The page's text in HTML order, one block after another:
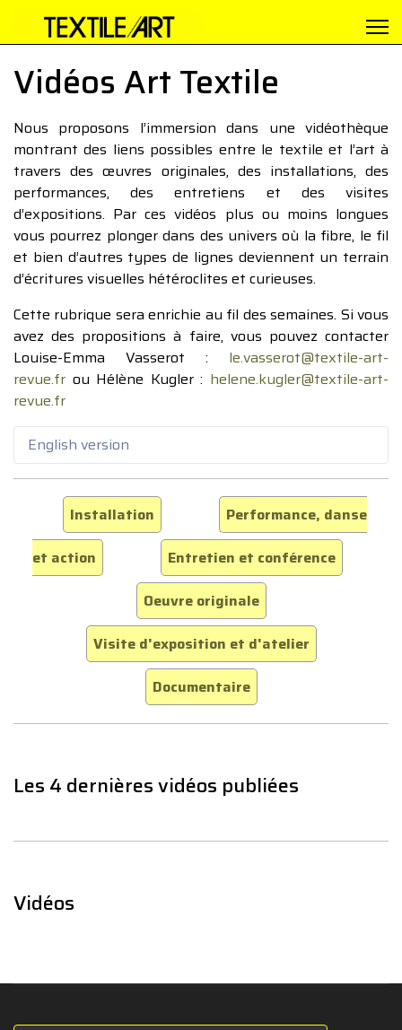
Vidéos Art Textile
Nous proposons l’immersion dans une vidéothèque
montrant des liens possibles entre le textile et l’art à
travers des œuvres originales, des installations, des
performances, des entretiens et des visites
d’expositions. Par ces vidéos plus ou moins longues
vous pourrez plonger dans des univers où la fibre, le fil
et bien d’autres types de lignes deviennent un terrain
d’écritures visuelles hétéroclites et curieuses.
Cette rubrique sera enrichie au fil des semaines. Si vous
avez des propositions à faire, vous pouvez contacter
Louise-Emma Vasserot : le.vasserot@textile-art-
revue.fr ou Hélène Kugler : helene.kugler@textile-art-
revue.fr
English version
Installation
Performance, danse
et action
Entretien et conférence
Oeuvre originale
Visite d'exposition et d'atelier
Documentaire
Les 4 dernières vidéos publiées
Vidéos